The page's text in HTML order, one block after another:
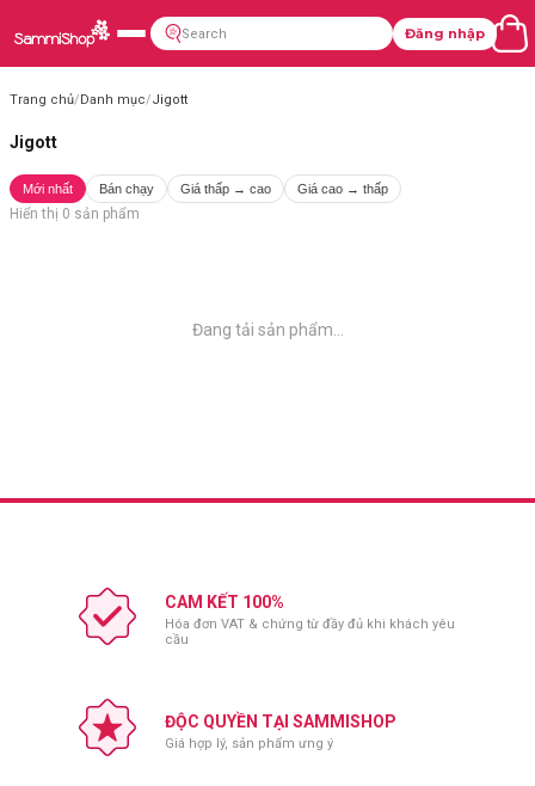
Đăng nhập
Trang chủ/Danh mục/Jigott
Jigott
Mới nhất Bán chạy Giá thấp → cao Giá cao → thấp
Hiển thị 0 sản phẩm
Đang tải sản phẩm...
CAM KẾT 100%
Hóa đơn VAT & chứng từ đầy đủ khi khách yêu
cầu
ĐỘC QUYỀN TẠI SAMMISHOP
Giá hợp lý, sản phẩm ưng ý